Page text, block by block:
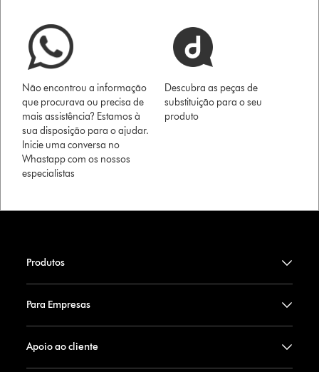
Não encontrou a informação
que procurava ou precisa de
mais assistência? Estamos à
sua disposição para o ajudar.
Inicie uma conversa no
Whastapp com os nossos
especialistas
Descubra as peças de
substituição para o seu
produto
Produtos
Para Empresas
Apoio ao cliente